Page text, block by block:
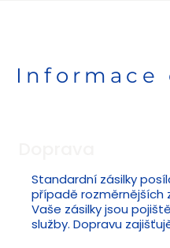
Informace
Standardní zásilky
případě rozměrnějších
Vaše zásilky jsou
služby. Dopravu